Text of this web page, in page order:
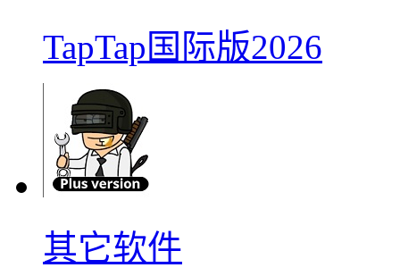
TapTap国际版2026
其它软件